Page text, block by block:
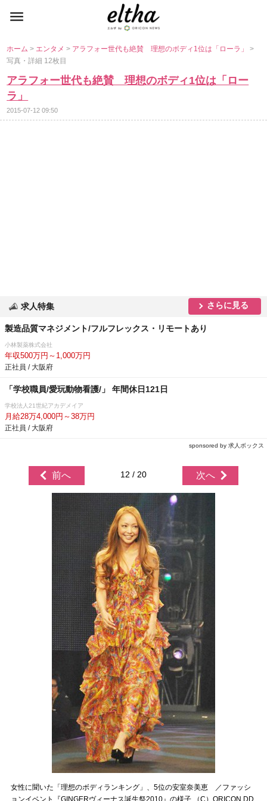
ホーム> エンタメ> アラフォー世代も絶賛 理想のボディ1位は「ローラ」>
写真・詳細 12枚目
アラフォー世代も絶賛 理想のボディ1位は「ロー
ラ」
2015-07-12 09:50
求人特集 さらに見る
製造品質マネジメント/フルフレックス・リモートあり
小林製薬株式会社
年収500万円～1,000万円
正社員 / 大阪府
「学校職員/愛玩動物看護/」 年間休日121日
学校法人21世紀アカデメイア
月給28万4,000円～38万円
正社員 / 大阪府
sponsored by 求人ボックス
前へ 12 / 20 次へ
女性に聞いた「理想のボディランキング」、5位の安室奈美恵 ／ファッシ
ョンイベント『GINGERヴィーナス誕生祭2010』の様子 （C）ORICON DD